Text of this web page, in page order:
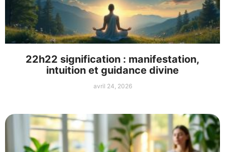
22h22 signification : manifestation,
intuition et guidance divine
avril 24, 2026